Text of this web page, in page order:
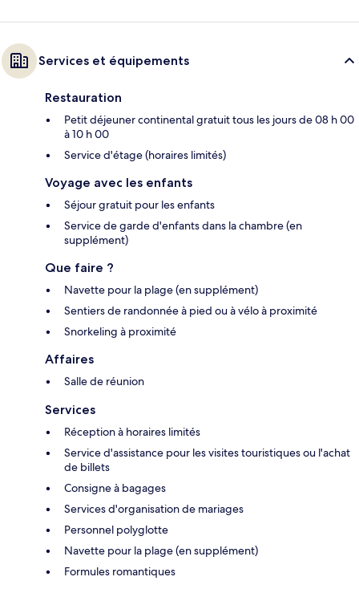
Services et équipements
Restauration
Petit déjeuner continental gratuit tous les jours de 08 h 00
à 10 h 00
Service d'étage (horaires limités)
Voyage avec les enfants
Séjour gratuit pour les enfants
Service de garde d'enfants dans la chambre (en
supplément)
Que faire ?
Navette pour la plage (en supplément)
Sentiers de randonnée à pied ou à vélo à proximité
Snorkeling à proximité
Affaires
Salle de réunion
Services
Réception à horaires limités
Service d'assistance pour les visites touristiques ou l'achat
de billets
Consigne à bagages
Services d'organisation de mariages
Personnel polyglotte
Navette pour la plage (en supplément)
Formules romantiques